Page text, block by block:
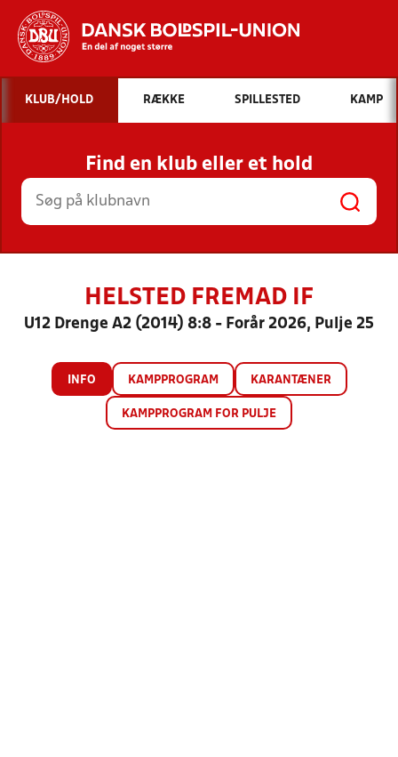
Hvad vil du søge efter?
INDHOLD OG NYHEDER
STILLINGER, RESULTATER, KLUBBER OG
HOLD
KLUB/HOLD RÆKKE SPILLESTED KAMP
Find en klub eller et hold
HELSTED FREMAD IF
U12 Drenge A2 (2014) 8:8 - Forår 2026, Pulje 25
INFO KAMPPROGRAM KARANTÆNER
KAMPPROGRAM FOR PULJE